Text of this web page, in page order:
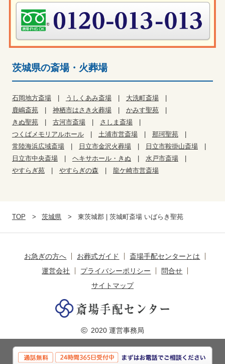
茨城県の斎場・火葬場
石岡地方斎場 うしくあみ斎場
大洗町斎場
鹿嶋斎苑
神栖市はさき火葬場
かみす聖苑
きぬ聖苑
古河市斎場
さしま斎場
つくばメモリアルホール
土浦市営斎場
那珂聖苑
常陸海浜広域斎場
日立市金沢火葬場
日立市鞍掛山斎場
日立市中央斎場
ヘキサホール・きぬ
水戸市斎場
やすらぎ苑
やすらぎの森 龍ケ崎市営斎場
TOP 茨城県 東茨城郡 | 茨城町斎場 いばらき聖苑
お急ぎの方へ お葬式ガイド
斎場手配センターとは
運営会社
プライバシーポリシー
問合せ
サイトマップ
© 2020 運営事務局